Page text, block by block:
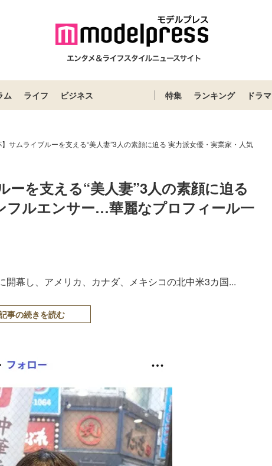
ム ライフ ビジネス 特集 ランキング ドラマ
サムライブルーを支える“美人妻”3人の素顔に迫る 実力派女優・実業家・人気
を支える“美人妻”3人の素顔に迫る
フルエンサー…華麗なプロフィール一
幕し、アメリカ、カナダ、メキシコの北中米3カ国...
事の続きを読む